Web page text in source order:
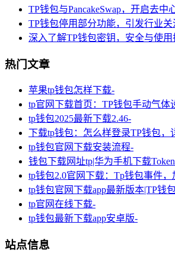
TP钱包与PancakeSwap，开启去中
TP钱包停用部分功能，引发行业
深入了解TP钱包密钥，安全与使用
热门文章
苹果tp钱包怎样下载-
tp官网下载首页：TP钱包手动气体
tp钱包2025最新下载2.46-
下载tp钱包：怎么样登录TP钱包，
tp钱包官网下载安装流程-
钱包下载网址tp|华为手机下载
tp钱包2.0官网下载：Tp钱包事件
tp钱包官网下载app最新版本|TP钱
tp官网在线下载-
tp钱包最新下载app安卓版-
站点信息